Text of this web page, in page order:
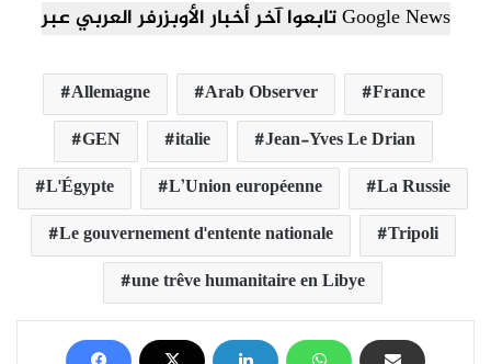
تابعوا آخر أخبار الأوبزرفر العربي عبر Google News
Allemagne Arab Observer
France
GEN
italie
Jean-Yves Le Drian
L'Égypte
L’Union européenne
La Russie
Le gouvernement d'entente nationale
Tripoli
une trêve humanitaire en Libye